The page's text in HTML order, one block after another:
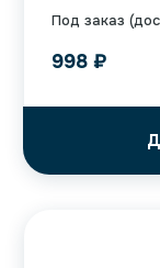
Под заказ
998 ₽